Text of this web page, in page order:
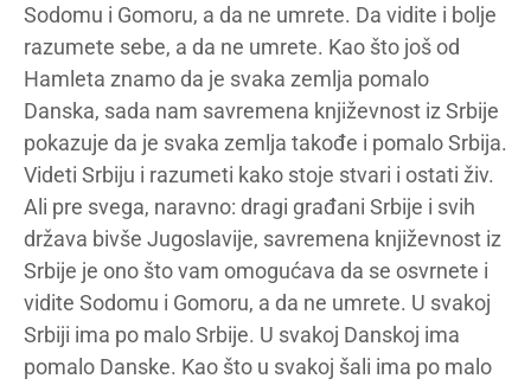
Sodomu i Gomoru, a da ne umrete. Da vidite i bolje
razumete sebe, a da ne umrete. Kao što još od
Hamleta znamo da je svaka zemlja pomalo
Danska, sada nam savremena književnost iz Srbije
pokazuje da je svaka zemlja takođe i pomalo Srbija.
Videti Srbiju i razumeti kako stoje stvari i ostati živ.
Ali pre svega, naravno: dragi građani Srbije i svih
država bivše Jugoslavije, savremena književnost iz
Srbije je ono što vam omogućava da se osvrnete i
vidite Sodomu i Gomoru, a da ne umrete. U svakoj
Srbiji ima po malo Srbije. U svakoj Danskoj ima
pomalo Danske. Kao što u svakoj šali ima po malo